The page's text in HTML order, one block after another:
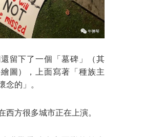
留下了一個「墓碑」（其
圖），上面寫著「種族主
念的」。
西方很多城市正在上演。